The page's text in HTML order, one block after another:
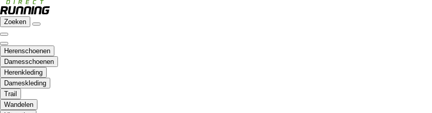
Zoeken
Herenschoenen
Damesschoenen
Herenkleding
Dameskleding
Trail
Wandelen